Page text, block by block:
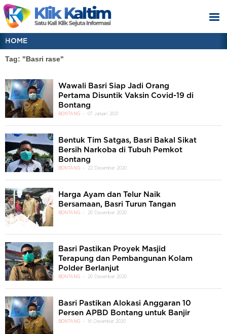
HOME
Tag: "Basri rase"
Wawali Basri Siap Jadi Orang
Pertama Disuntik Vaksin Covid-19 di
Bontang
BONTANG 07 Januari 2021
Bentuk Tim Satgas, Basri Bakal Sikat
Bersih Narkoba di Tubuh Pemkot
Bontang
BONTANG 22 Desember 2020
Harga Ayam dan Telur Naik
Bersamaan, Basri Turun Tangan
BONTANG 20 Desember 2020
Basri Pastikan Proyek Masjid
Terapung dan Pembangunan Kolam
Polder Berlanjut
BONTANG 20 Desember 2020
Basri Pastikan Alokasi Anggaran 10
Persen APBD Bontang untuk Banjir
BONTANG 16 Desember 2020